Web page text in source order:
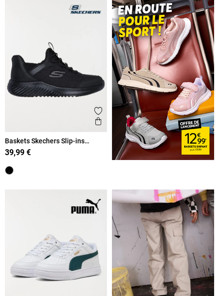
Ajouter aux favoris
Aperçu rapide
Baskets Skechers Slip-ins
garçon (31-36)
39,99 €